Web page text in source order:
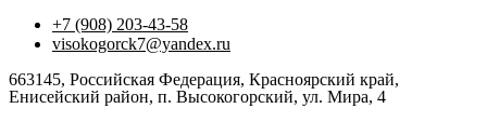
+7 (908) 203-43-58
visokogorck7@yandex.ru
663145, Российская Федерация, Красноярский край,
Енисейский район, п. Высокогорский, ул. Мира, 4